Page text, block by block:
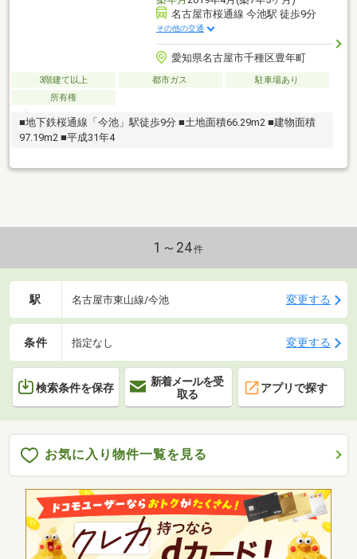
名古屋市桜通線 今池駅 徒歩9分
その他の交通
愛知県名古屋市千種区豊年町
3階建て以上 都市ガス
駐車場あり
所有権
■地下鉄桜通線「今池」駅徒歩9分 ■土地面積66.29m2 ■建物面積
97.19m2 ■平成31年4
1～24件
駅 名古屋市東山線/今池 変更する
条件 指定なし 変更する
検索条件を保存
新着メールを受
取る
アプリで探す
お気に入り物件一覧を見る